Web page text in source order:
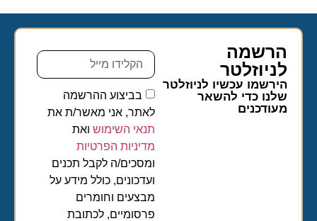
הרשמה
לניוזלטר​
הירשמו עכשיו לניוזלטר
שלנו כדי להשאר
מעודכנים
בביצוע ההרשמה
לאתר, אני מאשר/ת את
תנאי השימושואת
מדיניות הפרטיות
ומסכים/ה לקבל תכנים
ועדכונים, כולל מידע על
מבצעים וחומרים
פרסומיים, לכתובת